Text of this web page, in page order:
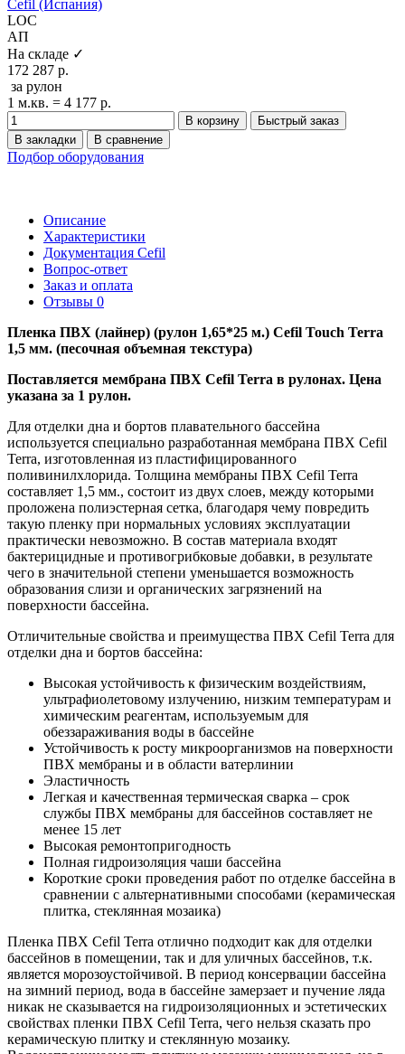
Cefil (Испания)
LOC
АП
На складе ✓
172 287 р.
за рулон
1 м.кв. = 4 177 р.
В корзину
Быстрый заказ
В закладки
В сравнение
Подбор оборудования
Описание
Характеристики
Документация Cefil
Вопрос-ответ
Заказ и оплата
Отзывы 0
Пленка ПВХ (лайнер) (рулон 1,65*25 м.) Cefil Touch Terra
1,5 мм. (песочная объемная текстура)
Поставляется мембрана ПВХ Cefil Terra в рулонах. Цена
указана за 1 рулон.
Для отделки дна и бортов плавательного бассейна
используется специально разработанная мембрана ПВХ Cefil
Terra, изготовленная из пластифицированного
поливинилхлорида. Толщина мембраны ПВХ Cefil Terra
составляет 1,5 мм., состоит из двух слоев, между которыми
проложена полиэстерная сетка, благодаря чему повредить
такую пленку при нормальных условиях эксплуатации
практически невозможно. В состав материала входят
бактерицидные и противогрибковые добавки, в результате
чего в значительной степени уменьшается возможность
образования слизи и органических загрязнений на
поверхности бассейна.
Отличительные свойства и преимущества ПВХ Cefil Terra для
отделки дна и бортов бассейна:
Высокая устойчивость к физическим воздействиям,
ультрафиолетовому излучению, низким температурам и
химическим реагентам, используемым для
обеззараживания воды в бассейне
Устойчивость к росту микроорганизмов на поверхности
ПВХ мембраны и в области ватерлинии
Эластичность
Легкая и качественная термическая сварка – срок
службы ПВХ мембраны для бассейнов составляет не
менее 15 лет
Высокая ремонтопригодность
Полная гидроизоляция чаши бассейна
Короткие сроки проведения работ по отделке бассейна в
сравнении с альтернативными способами (керамическая
плитка, стеклянная мозаика)
Пленка ПВХ Cefil Terra отлично подходит как для отделки
бассейнов в помещении, так и для уличных бассейнов, т.к.
является морозоустойчивой. В период консервации бассейна
на зимний период, вода в бассейне замерзает и пучение ляда
никак не сказывается на гидроизоляционных и эстетических
свойствах пленки ПВХ Cefil Terra, чего нельзя сказать про
керамическую плитку и стеклянную мозаику.